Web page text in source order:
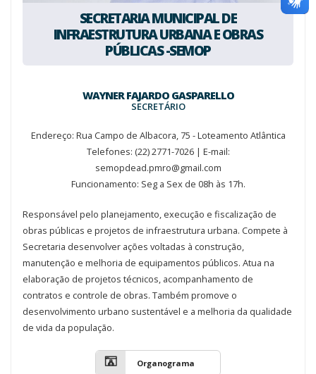
SECRETARIA MUNICIPAL DE
INFRAESTRUTURA URBANA E OBRAS
PÚBLICAS -SEMOP
WAYNER FAJARDO GASPARELLO
SECRETÁRIO
Endereço: Rua Campo de Albacora, 75 - Loteamento Atlântica
Telefones: (22) 2771-7026 | E-mail:
semopdead.pmro@gmail.com
Funcionamento: Seg a Sex de 08h às 17h.
Responsável pelo planejamento, execução e fiscalização de
obras públicas e projetos de infraestrutura urbana. Compete à
Secretaria desenvolver ações voltadas à construção,
manutenção e melhoria de equipamentos públicos. Atua na
elaboração de projetos técnicos, acompanhamento de
contratos e controle de obras. Também promove o
desenvolvimento urbano sustentável e a melhoria da qualidade
de vida da população.
Organograma